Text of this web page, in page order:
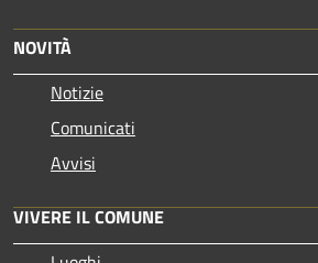
NOVITÀ
Notizie
Comunicati
Avvisi
VIVERE IL COMUNE